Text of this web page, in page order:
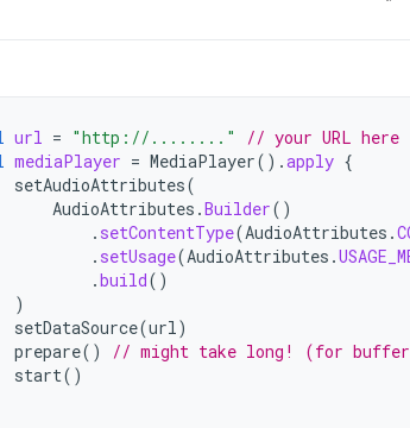
url = "http://........"
// your URL here
mediaPlayer = MediaPlayer().apply {
setAudioAttributes(
AudioAttributes .Builder()
. setContentType(AudioAttributes .
. setUsage(AudioAttributes .
.build()
)
setDataSource(url)
prepare()
// might take long! (for
start()